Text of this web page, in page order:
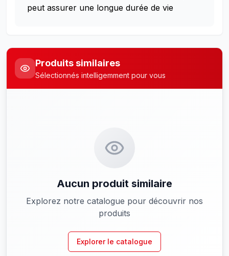
peut assurer une longue durée de vie
Produits similaires
Sélectionnés intelligemment pour vous
Aucun produit similaire
Explorez notre catalogue pour découvrir nos
produits
Explorer le catalogue